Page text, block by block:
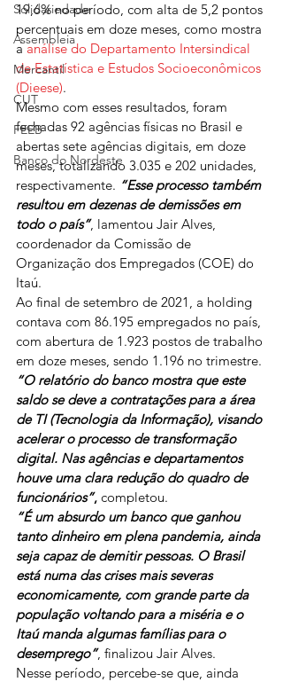
Solidariedade
Assembleia
Mercantil
CUT
FEEB
Banco do Nordeste
19,6% no período, com alta de 5,2 pontos
percentuais em doze meses, como mostra
a análise do Departamento Intersindical
de Estatística e Estudos Socioeconômicos
(Dieese).
Mesmo com esses resultados, foram
fechadas 92 agências físicas no Brasil e
abertas sete agências digitais, em doze
meses, totalizando 3.035 e 202 unidades,
respectivamente. “Esse processo também
resultou em dezenas de demissões em
todo o país”, lamentou Jair Alves,
coordenador da Comissão de
Organização dos Empregados (COE) do
Itaú.
Ao final de setembro de 2021, a holding
contava com 86.195 empregados no país,
com abertura de 1.923 postos de trabalho
em doze meses, sendo 1.196 no trimestre.
“O relatório do banco mostra que este
saldo se deve a contratações para a área
de TI (Tecnologia da Informação), visando
acelerar o processo de transformação
digital. Nas agências e departamentos
houve uma clara redução do quadro de
funcionários”, completou.
“É um absurdo um banco que ganhou
tanto dinheiro em plena pandemia, ainda
seja capaz de demitir pessoas. O Brasil
está numa das crises mais severas
economicamente, com grande parte da
população voltando para a miséria e o
Itaú manda algumas famílias para o
desemprego”, finalizou Jair Alves.
Nesse período, percebe-se que, ainda